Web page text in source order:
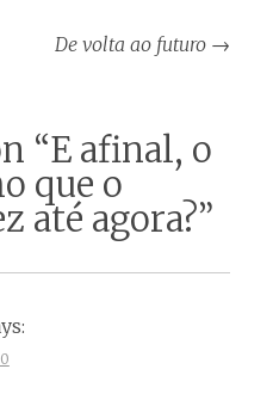
De volta ao futuro →
“E afinal, o
que o
até agora?”